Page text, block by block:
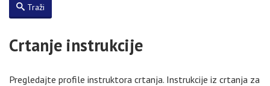
Traži
Crtanje instrukcije
Pregledajte profile instruktora crtanja. Instrukcije iz crtanja za